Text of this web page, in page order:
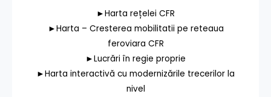
►Harta rețelei CFR
►Harta – Cresterea mobilitatii pe reteaua
feroviara CFR
►Lucrări în regie proprie
►Harta interactivă cu modernizările trecerilor la
nivel